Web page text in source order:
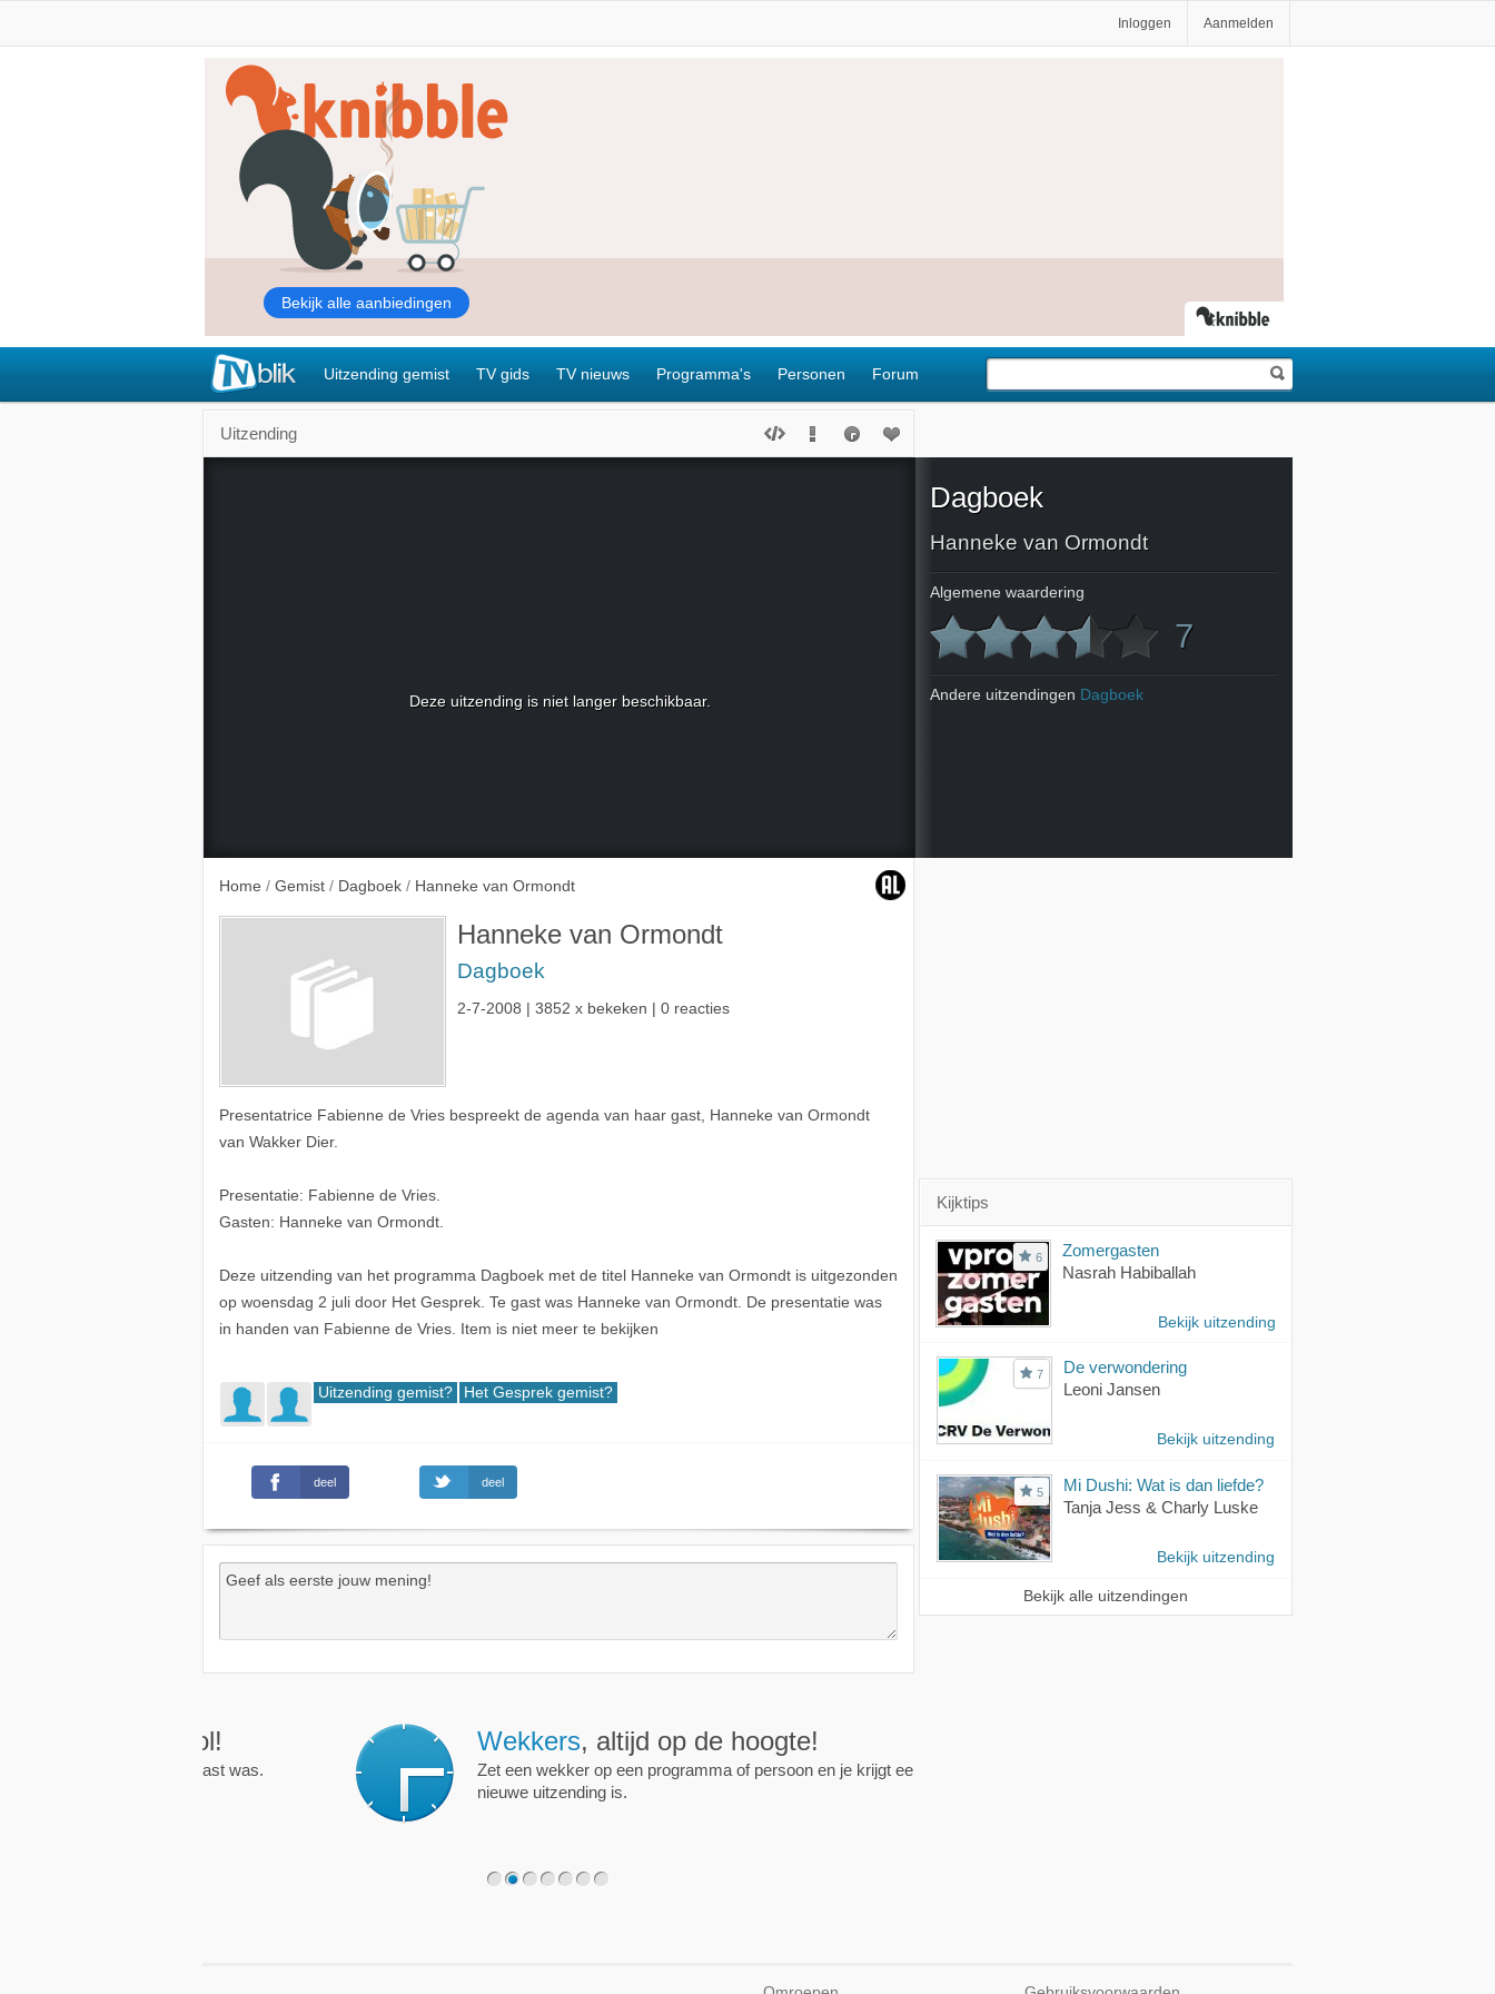
Inloggen Aanmelden
Uitzending gemist TV gids TV nieuws Programma's Personen Forum
Uitzending
Deze uitzending is niet langer beschikbaar.
Home / Gemist / Dagboek / Hanneke van Ormondt
Hanneke van Ormondt
Dagboek
2-7-2008 | 3852 x bekeken | 0 reacties
Presentatrice Fabienne de Vries bespreekt de agenda van haar gast, Hanneke van Ormondt
van Wakker Dier.
Presentatie: Fabienne de Vries.
Gasten: Hanneke van Ormondt.
Deze uitzending van het programma Dagboek met de titel Hanneke van Ormondt is uitgezonden
op woensdag 2 juli door Het Gesprek. Te gast was Hanneke van Ormondt. De presentatie was
in handen van Fabienne de Vries. Item is niet meer te bekijken
Uitzending gemist? Het Gesprek gemist?
deel deel
Dagboek
Hanneke van Ormondt
Algemene waardering
7
Andere uitzendingen Dagboek
Kijktips
6
Zomergasten
Nasrah Habiballah
Bekijk uitzending
7
De verwondering
Leoni Jansen
Bekijk uitzending
5
Mi Dushi: Wat is dan liefde?
Tanja Jess & Charly Luske
Bekijk uitzending
Bekijk alle uitzendingen
Wekkers, altijd op de hoogte!
Zet een wekker op een programma of persoon en je krijgt een mailtje als er een
nieuwe uitzending is.